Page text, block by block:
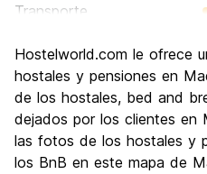
Transporte
Cultura
Fiesta
Calidad Precio
Hostelworld.com le ofrece
hostales y pensiones en
de los hostales, bed and
dejados por los clientes
las fotos de los hostales y
los BnB en este mapa de